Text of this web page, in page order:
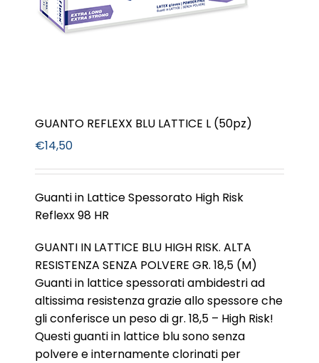
GUANTO REFLEXX BLU LATTICE L (50pz)
€14,50
Guanti in Lattice Spessorato High Risk
Reflexx 98 HR
GUANTI IN LATTICE BLU HIGH RISK. ALTA
RESISTENZA SENZA POLVERE GR. 18,5 (M)
Guanti in lattice spessorati ambidestri ad
altissima resistenza grazie allo spessore che
gli conferisce un peso di gr. 18,5 – High Risk!
Questi guanti in lattice blu sono senza
polvere e internamente clorinati per